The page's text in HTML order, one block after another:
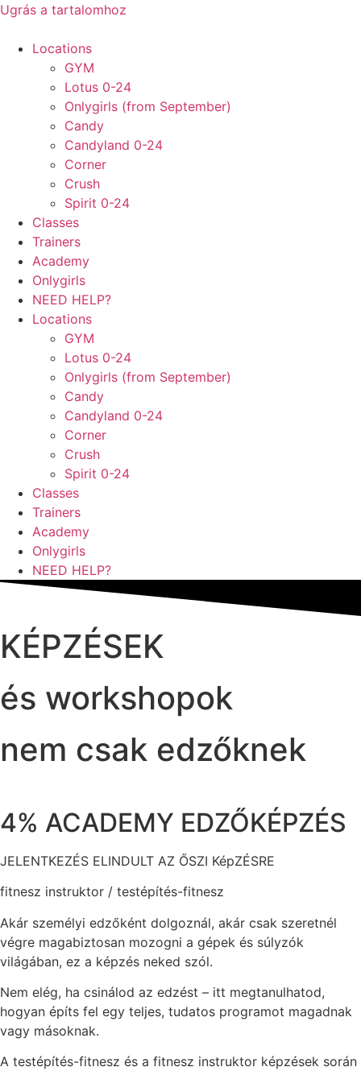
Ugrás a tartalomhoz
Locations
GYM
Lotus 0-24
Onlygirls (from September)
Candy
Candyland 0-24
Corner
Crush
Spirit 0-24
Classes
Trainers
Academy
Onlygirls
NEED HELP?
Locations
GYM
Lotus 0-24
Onlygirls (from September)
Candy
Candyland 0-24
Corner
Crush
Spirit 0-24
Classes
Trainers
Academy
Onlygirls
NEED HELP?
KÉPZÉSEK
és workshopok
nem csak edzőknek
4% ACADEMY EDZŐKÉPZÉS
JELENTKEZÉS ELINDULT AZ ŐSZI KépZÉSRE
fitnesz instruktor / testépítés-fitnesz
Akár személyi edzőként dolgoznál, akár csak szeretnél
végre magabiztosan mozogni a gépek és súlyzók
világában, ez a képzés neked szól.
Nem elég, ha csinálod az edzést – itt megtanulhatod,
hogyan építs fel egy teljes, tudatos programot magadnak
vagy másoknak.
A testépítés-fitnesz és a fitnesz instruktor képzések során